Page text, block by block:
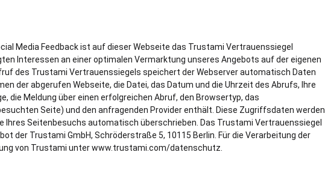
Media Feedback ist auf dieser Webseite das Trustami Vertrauenssiegel
Interessen an einer optimalen Vermarktung unseres Angebots auf der eigenen
des Trustami Vertrauenssiegels speichert der Webserver automatisch Daten
der abgerufen Webseite, die Datei, das Datum und die Uhrzeit des Abrufs, Ihre
die Meldung über einen erfolgreichen Abruf, den Browsertyp, das
Seite) und den anfragenden Provider enthält. Diese Zugriffsdaten werden
Seitenbesuchs automatisch überschrieben. Das Trustami Vertrauenssiegel
der Trustami GmbH, Schröderstraße 5, 10115 Berlin. Für die Verarbeitung der
von Trustami unter www.trustami.com/datenschutz.